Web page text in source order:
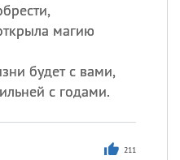
магию
будет с вами,
с годами.
211